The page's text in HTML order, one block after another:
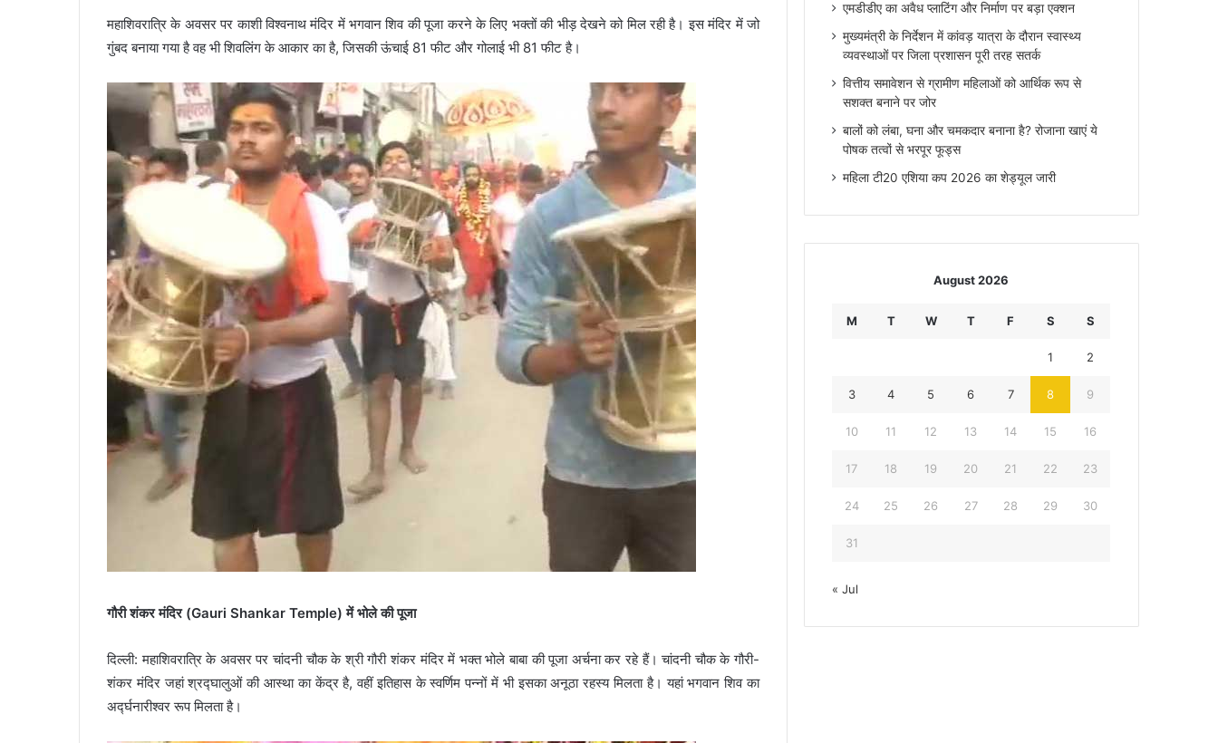
महाशिवरात्रि के अवसर पर काशी विश्वनाथ मंदिर में भगवान शिव की पूजा करने के लिए भक्तों की भीड़ देखने को मिल रही है। इस मंदिर में जो
गुंबद बनाया गया है वह भी शिवलिंग के आकार का है, जिसकी ऊंचाई 81 फीट और गोलाई भी 81 फीट है।
गौरी शंकर मंदिर (Gauri Shankar Temple) में भोले की पूजा
दिल्ली: महाशिवरात्रि के अवसर पर चांदनी चौक के श्री गौरी शंकर मंदिर में भक्त भोले बाबा की पूजा अर्चना कर रहे हैं। चांदनी चौक के गौरी-
शंकर मंदिर जहां श्रद्घालुओं की आस्था का केंद्र है, वहीं इतिहास के स्वर्णिम पन्नों में भी इसका अनूठा रहस्य मिलता है। यहां भगवान शिव का
अर्द्घनारीश्वर रूप मिलता है।
एमडीडीए का अवैध प्लाटिंग और निर्माण पर बड़ा एक्शन
मुख्यमंत्री के निर्देशन में कांवड़ यात्रा के दौरान स्वास्थ्य
व्यवस्थाओं पर जिला प्रशासन पूरी तरह सतर्क
वित्तीय समावेशन से ग्रामीण महिलाओं को आर्थिक रूप से
सशक्त बनाने पर जोर
बालों को लंबा, घना और चमकदार बनाना है? रोजाना खाएं ये
पोषक तत्वों से भरपूर फूड्स
महिला टी20 एशिया कप 2026 का शेड्यूल जारी
August 2026
M T W T F S S
1 2
3 4 5 6 7 8 9
10 11 12 13 14 15 16
17 18 19 20 21 22 23
24 25 26 27 28 29 30
31
« Jul